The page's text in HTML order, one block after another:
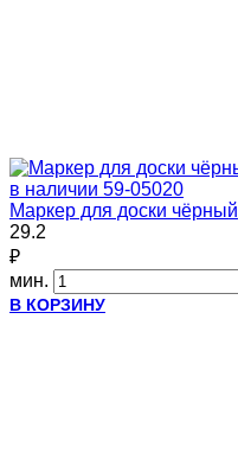
в наличии 59-05020
Маркер для доски чёрный
29.2
₽
мин.
В КОРЗИНУ